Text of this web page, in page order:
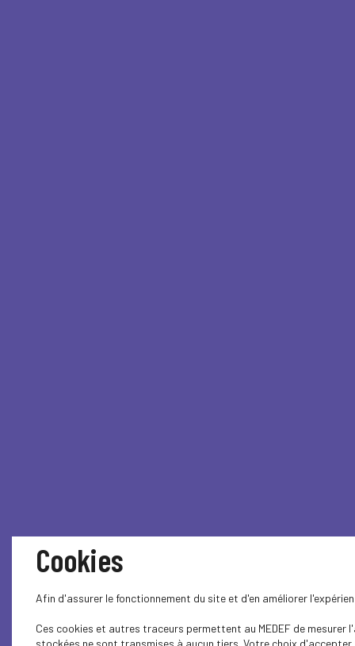
Cookies
Afin d'assurer le fonctionnement du site et d'en améliorer
Ces cookies et autres traceurs permettent au MEDEF de
stockées ne sont transmises à aucun tiers. Votre choix